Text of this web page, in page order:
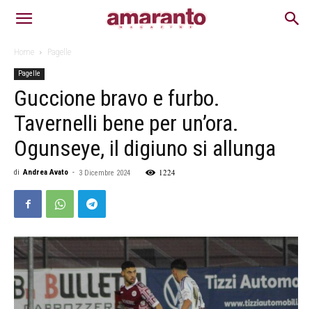
Home Pagelle
Pagelle
Guccione bravo e furbo.
Tavernelli bene per un’ora.
Ogunseye, il digiuno si allunga
di Andrea Avato - 3 Dicembre 2024 1224